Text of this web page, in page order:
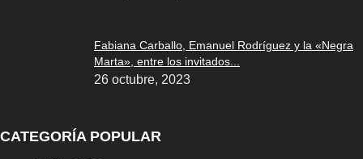
Fabiana Carballo, Emanuel Rodríguez y la «Negra
Marta», entre los invitados...
26 octubre, 2023
CATEGORÍA POPULAR